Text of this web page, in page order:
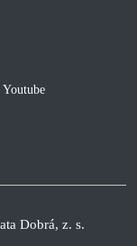
Youtube
Dobrá, z. s.